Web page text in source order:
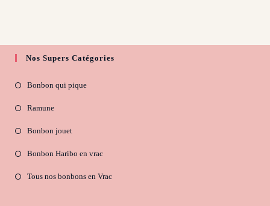
Nos Supers Catégories
Bonbon qui pique
Ramune
Bonbon jouet
Bonbon Haribo en vrac
Tous nos bonbons en Vrac